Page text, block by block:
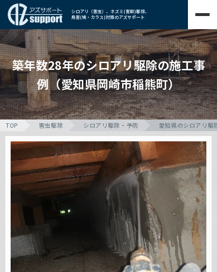
シロアリ（害虫）、ネズミ(害獣)駆除、
鳥害(鳩・カラス)対策のアズサポート
築年数28年のシロアリ駆除の施工事
例（愛知県岡崎市稲熊町）
TOP 害虫駆除 シロアリ駆除・予防 愛知県のシロアリ駆